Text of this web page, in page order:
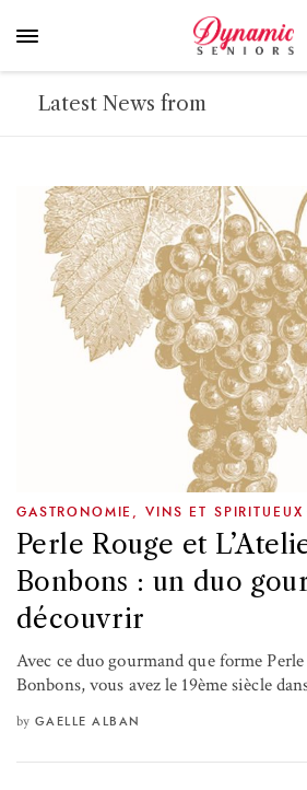
Latest News from
GASTRONOMIE ,VINS ET SPIRITUEUX
Perle Rouge et
Bonbons : un duo
découvrir
Avec ce duo gourmand que forme
Bonbons, vous avez le 19ème siècle
by GAELLE ALBAN